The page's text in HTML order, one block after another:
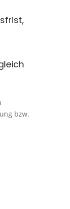
bzw.